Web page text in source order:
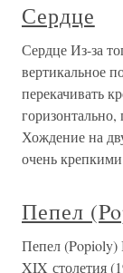
Сердце
Сердце Из-за
вертикальное
перекачивать
горизонтально,
Хождение на
очень
Пепел
Пепел
XIX столетия